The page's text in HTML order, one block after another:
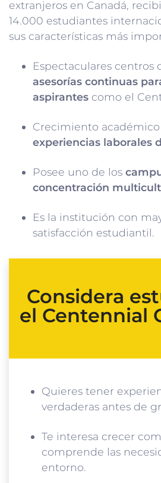
extranjeros en Canadá,
14.000 estudiantes
sus características más
Espectaculares centros
asesorías continuas
aspirantes como el
Crecimiento
experiencias laborales
Posee uno de los
concentración
Es la institución con
satisfacción estudiantil.
Considera
el Centennial
Quieres tener
verdaderas antes de
Te interesa crecer
comprende las
entorno.